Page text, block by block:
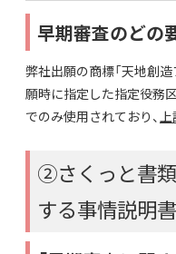
早期審査のどの
弊社出願の商標「天地創
願時に指定した指定役務
でのみ使用されており、上
②さくっと書
する事情説明